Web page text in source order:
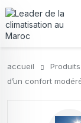
accueil Produits
d’un confort